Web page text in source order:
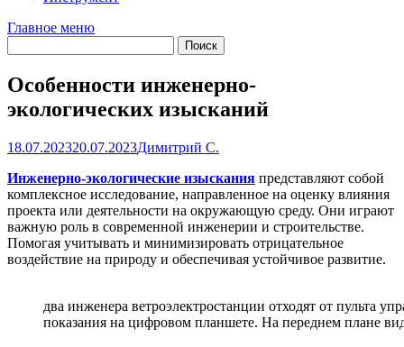
Главное меню
Особенности инженерно-
экологических изысканий
18.07.202320.07.2023Димитрий С.
Инженерно-экологические изыскания представляют собой
комплексное исследование, направленное на оценку влияния
проекта или деятельности на окружающую среду. Они играют
важную роль в современной инженерии и строительстве.
Помогая учитывать и минимизировать отрицательное
воздействие на природу и обеспечивая устойчивое развитие.
два инженера ветроэлектростанции отходят от пульта
показания на цифровом планшете. На переднем плане